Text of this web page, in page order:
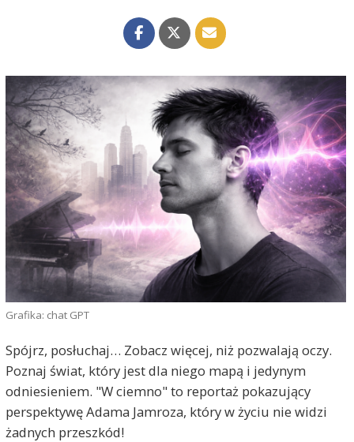
Grafika: chat GPT
Spójrz, posłuchaj… Zobacz więcej, niż pozwalają oczy.
Poznaj świat, który jest dla niego mapą i jedynym
odniesieniem. "W ciemno" to reportaż pokazujący
perspektywę Adama Jamroza, który w życiu nie widzi
żadnych przeszkód!